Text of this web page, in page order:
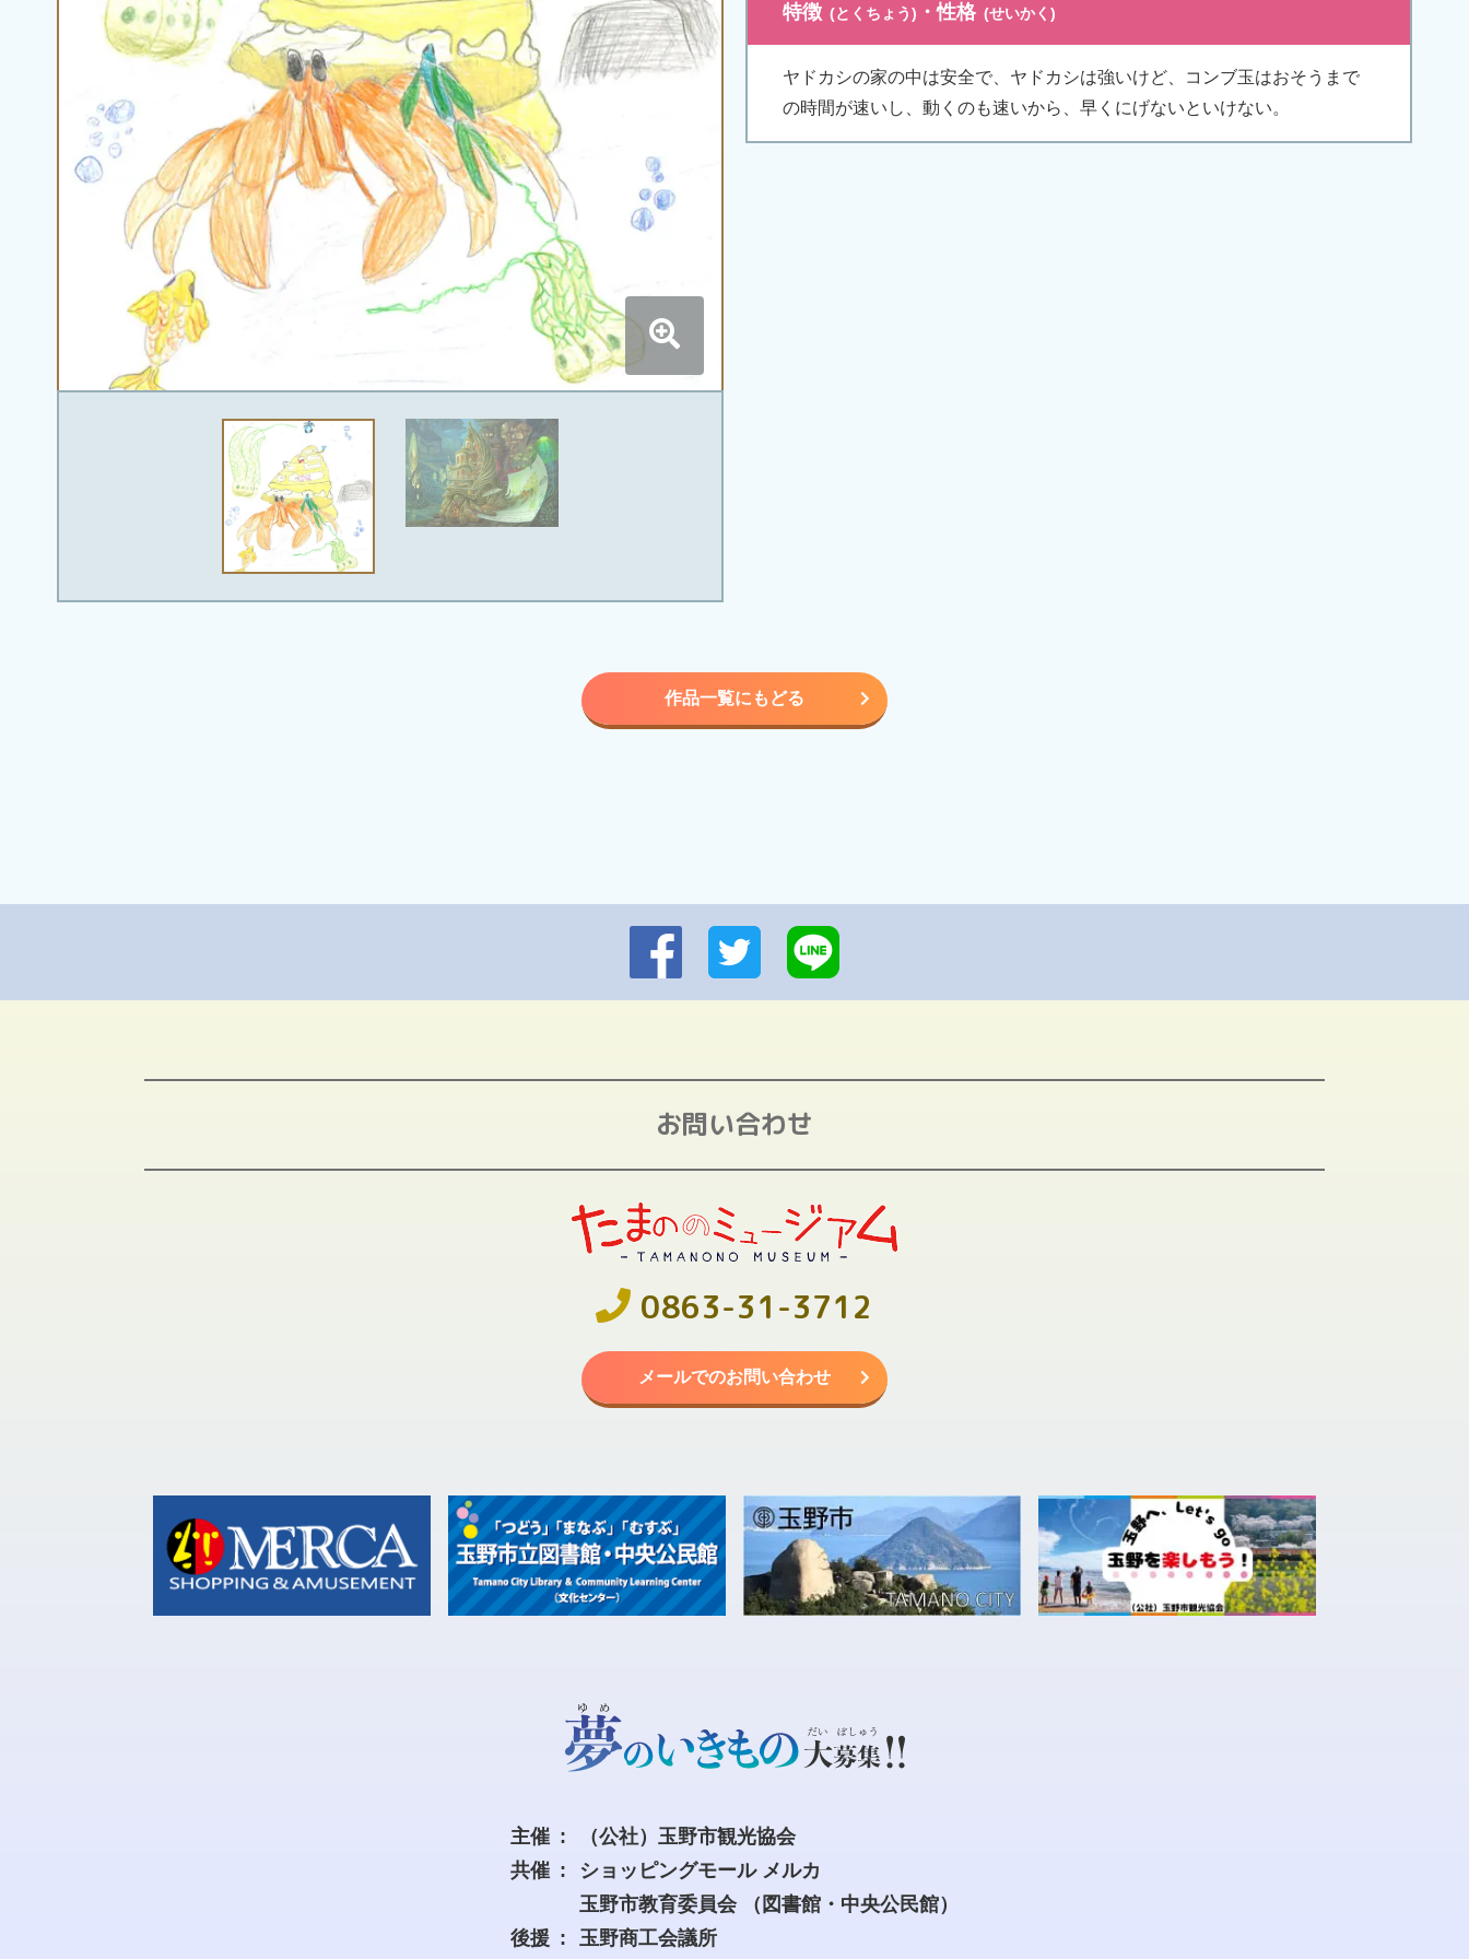
特徴 ・性格
ヤドカシの家の中は安全で、ヤドカシは強いけど、コンブ玉はおそうまで
の時間が速いし、動くのも速いから、早くにげないといけない。
作品一覧にもどる
お問い合わせ
0863-31-3712
メールでのお問い合わせ
主催
（公社）玉野市観光協会
共催
ショッピングモール メルカ
玉野市教育委員会
（図書館・中央公民館）
後援
玉野商工会議所